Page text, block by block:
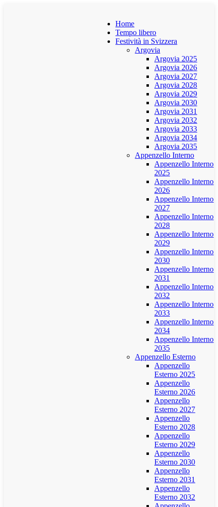
Home
Tempo libero
Festività in Svizzera
Argovia
Argovia 2025
Argovia 2026
Argovia 2027
Argovia 2028
Argovia 2029
Argovia 2030
Argovia 2031
Argovia 2032
Argovia 2033
Argovia 2034
Argovia 2035
Appenzello Interno
Appenzello Interno
2025
Appenzello Interno
2026
Appenzello Interno
2027
Appenzello Interno
2028
Appenzello Interno
2029
Appenzello Interno
2030
Appenzello Interno
2031
Appenzello Interno
2032
Appenzello Interno
2033
Appenzello Interno
2034
Appenzello Interno
2035
Appenzello Esterno
Appenzello
Esterno 2025
Appenzello
Esterno 2026
Appenzello
Esterno 2027
Appenzello
Esterno 2028
Appenzello
Esterno 2029
Appenzello
Esterno 2030
Appenzello
Esterno 2031
Appenzello
Esterno 2032